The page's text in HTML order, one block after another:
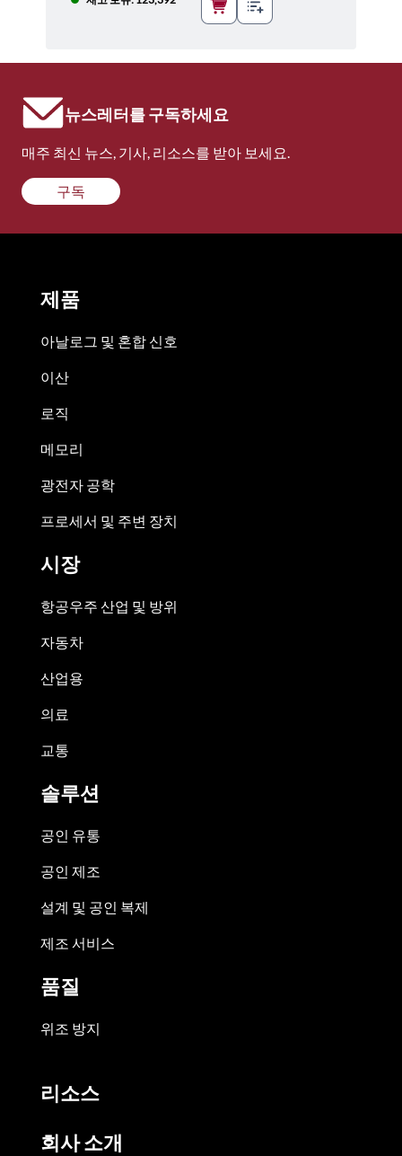
뉴스레터를 구독하세요
매주 최신 뉴스, 기사, 리소스를 받아 보세요.
구독
제품
아날로그 및 혼합 신호
이산
로직
메모리
광전자 공학
프로세서 및 주변 장치
시장
항공우주 산업 및 방위
자동차
산업용
의료
교통
솔루션
공인 유통
공인 제조
설계 및 공인 복제
제조 서비스
품질
위조 방지
리소스
회사 소개